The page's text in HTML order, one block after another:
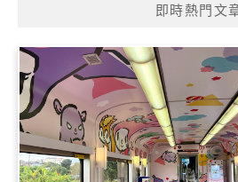
即時熱門文